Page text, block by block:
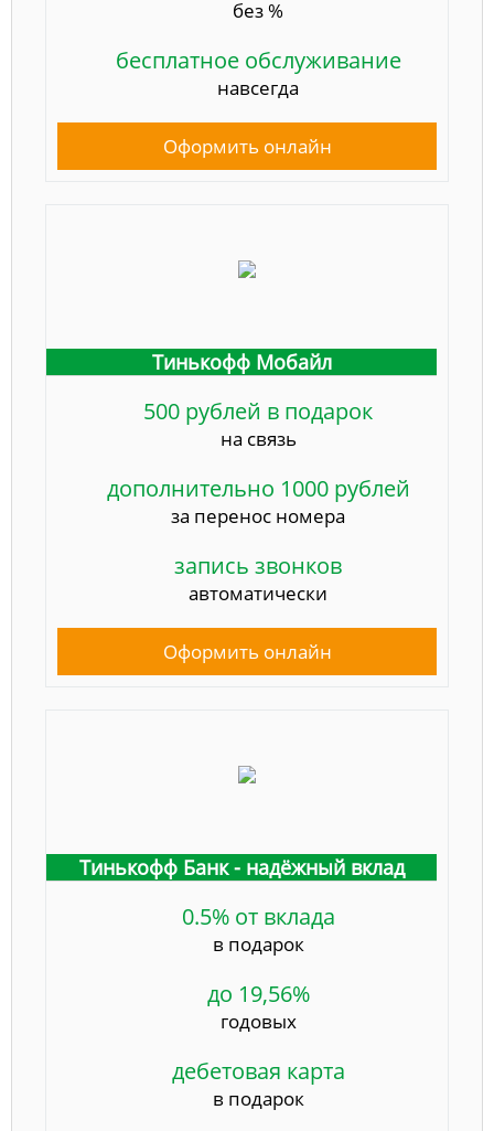
без %
бесплатное обслуживание
навсегда
Оформить онлайн
Тинькофф Мобайл
500 рублей в подарок
на связь
дополнительно 1000 рублей
за перенос номера
запись звонков
автоматически
Оформить онлайн
Тинькофф Банк - надёжный вклад
0.5% от вклада
в подарок
до 19,56%
годовых
дебетовая карта
в подарок